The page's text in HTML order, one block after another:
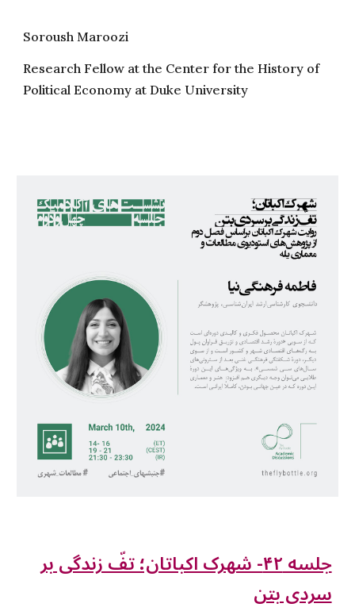
Soroush Maroozi
Research Fellow at the Center for the History of
Political Economy at Duke University
جلسه ۴۲- شهرک اکباتان؛ تفّ زندگی بر
سردی بتن